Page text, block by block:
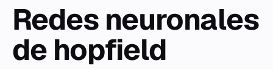
Redes neuronales
de hopfield